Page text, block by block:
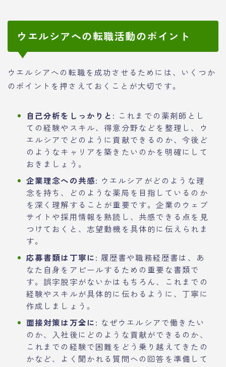
ウエルシアへの転職活動のポイント
ウエルシアへの転職を成功させるためには、いくつか
のポイントを押さえておくことが大切です。
自己分析をしっかりと: これまでの薬剤師とし
ての経験やスキル、得意分野などを整理し、ウ
エルシアでどのように貢献できるのか、今後ど
のようなキャリアを築きたいのかを明確にして
おきましょう。
企業理念への共感: ウエルシアがどのような理
念を持ち、どのような薬局を目指しているのか
を深く理解することが重要です。企業のウェブ
サイトや採用情報を熟読し、共感できる点を見
つけておくと、志望動機を具体的に伝えられま
す。
応募書類は丁寧に: 履歴書や職務経歴書は、あ
なた自身をアピールするための重要な書類で
す。誤字脱字がないかはもちろん、これまでの
経験やスキルが具体的に伝わるように、丁寧に
作成しましょう。
面接対策は万全に: なぜウエルシアで働きたい
のか、入社後にどのような貢献ができるのか、
これまでの経験で困難をどう乗り越えてきたの
かなど、よく聞かれる質問への回答を準備して